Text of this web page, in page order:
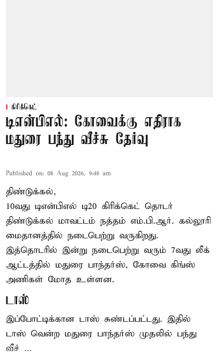
கிரிக்கெட்
டிஎன்பிஎல்: கோவைக்கு எதிராக
மதுரை பந்து வீச்சு தேர்வு
Published on: 08 Aug 2026, 9:48 am
திண்டுக்கல்,
10வது டிஎன்பிஎல் டி20 கிரிக்கெட் தொடர்
திண்டுக்கல் மாவட்டம் நத்தம் எம்.பி.ஆர். கல்லூரி
மைதானத்தில் நடைபெற்று வருகிறது.
இத்தொடரில் இன்று நடைபெற்று வரும் 7வது லீக்
ஆட்டத்தில் மதுரை பாந்தர்ஸ், கோவை கிங்ஸ்
அணிகள் மோத உள்ளன.
டாஸ்
இப்போட்டிக்கான டாஸ் சுண்டப்பட்டது. இதில்
டாஸ் வென்ற மதுரை பாந்தர்ஸ் முதலில் பந்து
வீச் ...